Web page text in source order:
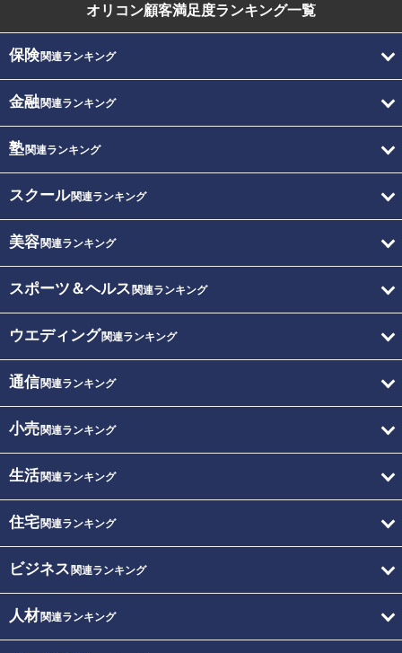
オリコン顧客満足度ランキング一覧
保険関連ランキング
金融関連ランキング
塾関連ランキング
スクール関連ランキング
美容関連ランキング
スポーツ＆ヘルス 関連ランキング
ウエディング関連ランキング
通信関連ランキング
小売関連ランキング
生活関連ランキング
住宅関連ランキング
ビジネス 関連ランキング
人材関連ランキング